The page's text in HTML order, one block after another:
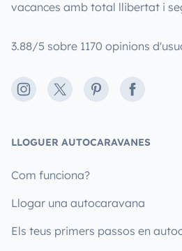
vacances amb total llibertat i
3.88/5 sobre 1170 opinions
Instagram
X PinterestFacebook
LLOGUER AUTOCARAVANES
Com funciona?
Llogar una autocaravana
Els teus primers passos en